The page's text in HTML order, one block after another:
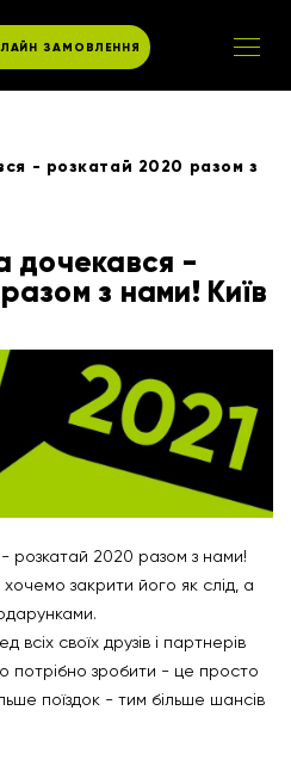
ЗАМОВЛЕННЯ
- розкатай 2020 разом з
дочекався -
з нами! Київ
розкатай 2020 разом з нами!
закрити його як слід, а
своїх друзів і партнерів
потрібно зробити - це просто
поїздок - тим більше шансів